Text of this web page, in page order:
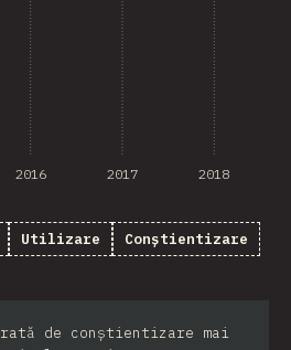
2016 2017 2018
Utilizare Conștientizare
de conștientizare mai